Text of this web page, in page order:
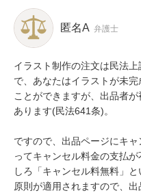
匿名A 弁護士
イラスト制作の注文は民法
で、あなたはイラストが未
ことができますが、出品者
あります(民法641条)。
ですので、出品ページにキ
ってキャンセル料金の支払
しろ「キャンセル料無料」
原則が適用されますので、